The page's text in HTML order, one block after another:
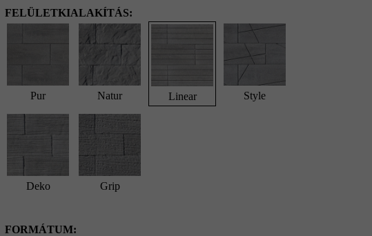
FELÜLETKIALAKÍTÁS:
Pur Natur Linear Style
Deko Grip
FORMÁTUM: